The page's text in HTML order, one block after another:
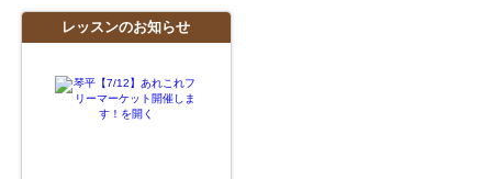
レッスンのお知らせ